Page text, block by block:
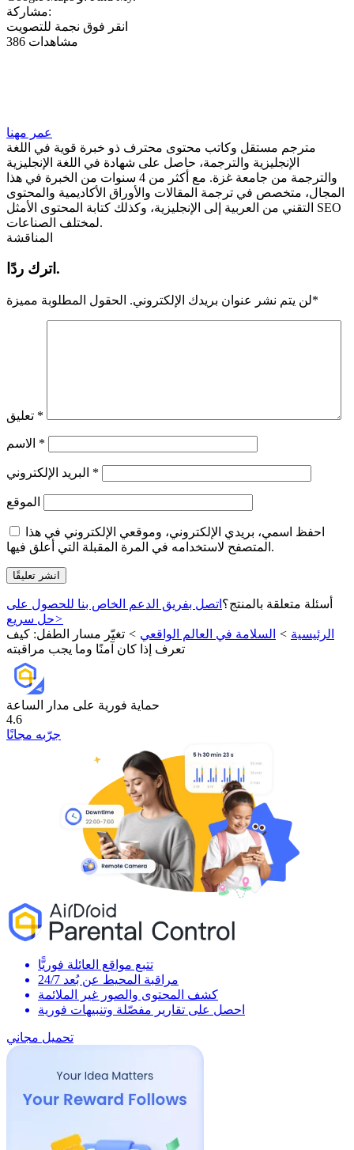
مشاركة:
انقر فوق نجمة للتصويت
386 مشاهدات
عمر مهنا
مترجم مستقل وكاتب محتوى محترف ذو خبرة قوية في اللغة
الإنجليزية والترجمة، حاصل على شهادة في اللغة الإنجليزية
والترجمة من جامعة غزة. مع أكثر من 4 سنوات من الخبرة في هذا
المجال، متخصص في ترجمة المقالات والأوراق الأكاديمية والمحتوى
التقني من العربية إلى الإنجليزية، وكذلك كتابة المحتوى الأمثل SEO
لمختلف الصناعات.
المناقشة
اترك ردًا.
لن يتم نشر عنوان بريدك الإلكتروني. الحقول المطلوبة مميزة *
*
*
*
الموقع
احفظ اسمي، بريدي الإلكتروني، وموقعي الإلكتروني في هذا
المتصفح لاستخدامه في المرة المقبلة التي أعلق فيها.
أسئلة متعلقة بالمنتج؟ اتصل بفريق الدعم الخاص بنا للحصول على
حل سريع>
الرئيسية > السلامة في العالم الواقعي > تغيّر مسار الطفل: كيف
تعرف إذا كان آمنًا وما يجب مراقبته
حماية فورية على مدار الساعة
4.6
جرّبه مجانًا
تتبع مواقع العائلة فوريًّا
مراقبة المحيط عن بُعد 24/7
كشف المحتوى والصور غير الملائمة
احصل على تقارير مفصّلة وتنبيهات فورية
تحميل مجاني